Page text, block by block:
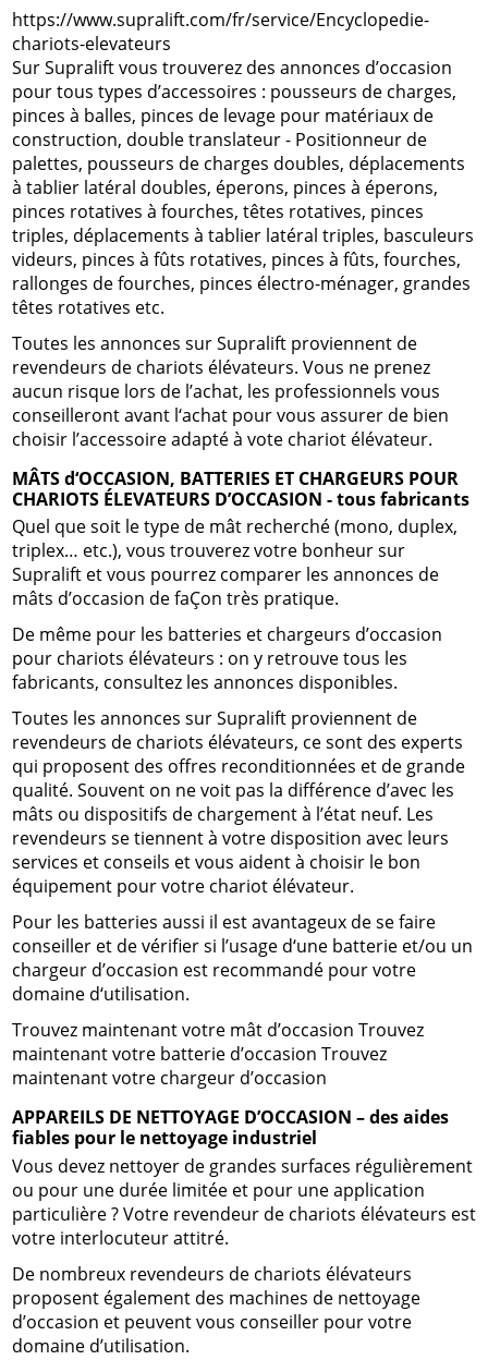
https://www.supralift.com/fr/service/Encyclopedie-
chariots-elevateurs
Sur Supralift vous trouverez des annonces d’occasion
pour tous types d’accessoires : pousseurs de charges,
pinces à balles, pinces de levage pour matériaux de
construction, double translateur - Positionneur de
palettes, pousseurs de charges doubles, déplacements
à tablier latéral doubles, éperons, pinces à éperons,
pinces rotatives à fourches, têtes rotatives, pinces
triples, déplacements à tablier latéral triples, basculeurs
videurs, pinces à fûts rotatives, pinces à fûts, fourches,
rallonges de fourches, pinces électro-ménager, grandes
têtes rotatives etc.
Toutes les annonces sur Supralift proviennent de
revendeurs de chariots élévateurs. Vous ne prenez
aucun risque lors de l’achat, les professionnels vous
conseilleront avant l‘achat pour vous assurer de bien
choisir l’accessoire adapté à vote chariot élévateur.
MÂTS d‘OCCASION, BATTERIES ET CHARGEURS POUR
CHARIOTS ÉLEVATEURS D’OCCASION - tous fabricants
Quel que soit le type de mât recherché (mono, duplex,
triplex… etc.), vous trouverez votre bonheur sur
Supralift et vous pourrez comparer les annonces de
mâts d’occasion de faÇon très pratique.
De même pour les batteries et chargeurs d’occasion
pour chariots élévateurs : on y retrouve tous les
fabricants, consultez les annonces disponibles.
Toutes les annonces sur Supralift proviennent de
revendeurs de chariots élévateurs, ce sont des experts
qui proposent des offres reconditionnées et de grande
qualité. Souvent on ne voit pas la différence d’avec les
mâts ou dispositifs de chargement à l’état neuf. Les
revendeurs se tiennent à votre disposition avec leurs
services et conseils et vous aident à choisir le bon
équipement pour votre chariot élévateur.
Pour les batteries aussi il est avantageux de se faire
conseiller et de vérifier si l’usage d‘une batterie et/ou un
chargeur d’occasion est recommandé pour votre
domaine d‘utilisation.
Trouvez maintenant votre mât d’occasion Trouvez
maintenant votre batterie d’occasion Trouvez
maintenant votre chargeur d’occasion
APPAREILS DE NETTOYAGE D’OCCASION – des aides
fiables pour le nettoyage industriel
Vous devez nettoyer de grandes surfaces régulièrement
ou pour une durée limitée et pour une application
particulière ? Votre revendeur de chariots élévateurs est
votre interlocuteur attitré.
De nombreux revendeurs de chariots élévateurs
proposent également des machines de nettoyage
d’occasion et peuvent vous conseiller pour votre
domaine d’utilisation.